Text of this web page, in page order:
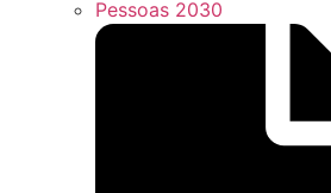
Pessoas 2030